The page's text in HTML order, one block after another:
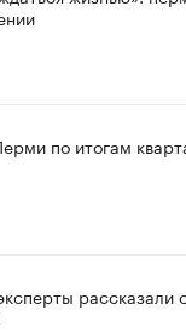
по итогам